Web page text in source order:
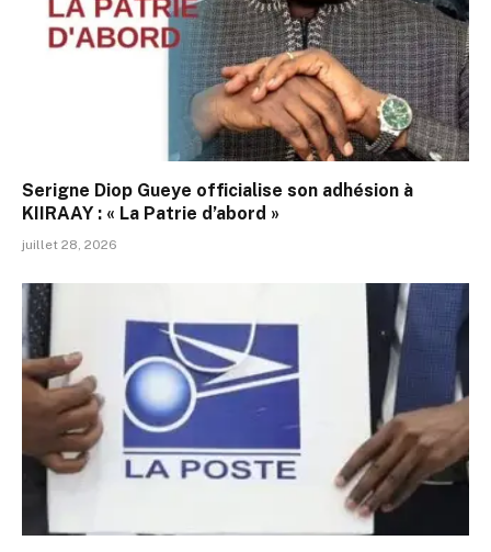
Serigne Diop Gueye officialise son adhésion à
KIIRAAY : « La Patrie d’abord »
juillet 28, 2026